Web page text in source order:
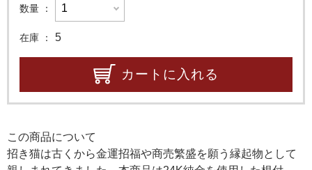
数量
在庫 5
カートに入れる
この商品について
招き猫は古くから金運招福や商売繁盛を願う縁起物として